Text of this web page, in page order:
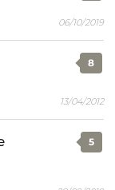
06/10/2019
8
13/04/2012
5